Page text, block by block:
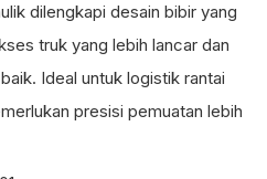
dilengkapi desain bibir yang
truk yang lebih lancar dan
Ideal untuk logistik rantai
presisi pemuatan lebih